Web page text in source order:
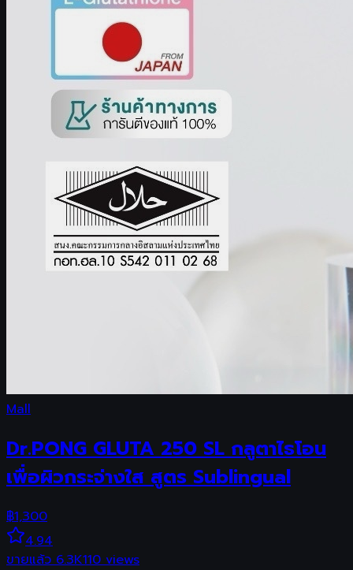
Mall
Dr.PONG GLUTA 250 SL กลูตาไธโอน
เพื่อผิวกระจ่างใส สูตร Sublingual
฿1,300
4.94
ขายแล้ว6.3K110views